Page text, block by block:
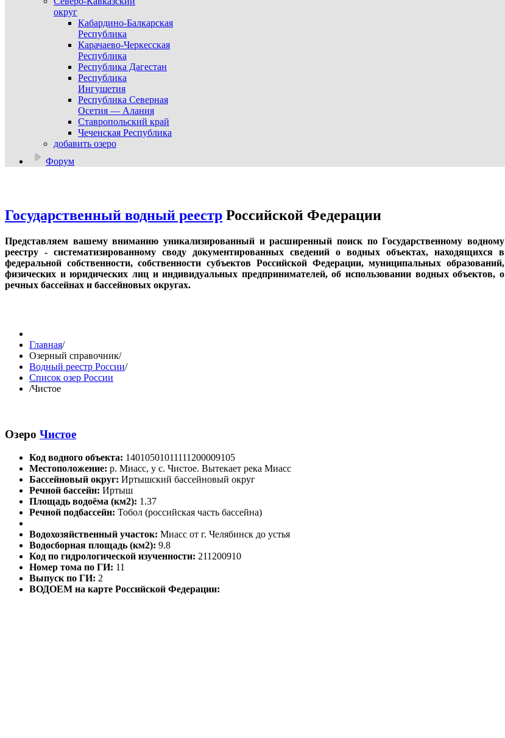
округ
Кабардино-Балкарская
Республика
Карачаево-Черкесская
Республика
Республика Дагестан
Республика
Ингушетия
Республика Северная
Осетия — Алания
Ставропольский край
Чеченская Республика
добавить озеро
Форум
Государственный водный реестр Российской Федерации
Представляем вашему вниманию уникализированный и расширенный поиск по Государственному водному
реестру - систематизированному своду документированных сведений о водных объектах, находящихся в
федеральной собственности, собственности субъектов Российской Федерации, муниципальных образований,
физических и юридических лиц и индивидуальных предпринимателей, об использовании водных объектов, о
речных бассейнах и бассейновых округах.
Главная/
Озерный справочник/
Водный реестр России/
Список озер России
/Чистое
Озеро Чистое
Код водного объекта: 14010501011111200009105
Местоположение: р. Миасс, у с. Чистое. Вытекает река Миасс
Бассейновый округ: Иртышский бассейновый округ
Речной бассейн: Иртыш
Площадь водоёма (км2): 1.37
Речной подбассейн: Тобол (российская часть бассейна)
Водохозяйственный участок: Миасс от г. Челябинск до устья
Водосборная площадь (км2): 9.8
Код по гидрологической изученности: 211200910
Номер тома по ГИ: 11
Выпуск по ГИ: 2
ВОДОЕМ на карте Российской Федерации: